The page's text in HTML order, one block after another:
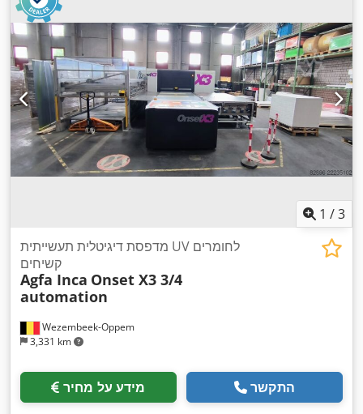
1 /3
Wezembeek-Oppem
3,331 km
מדפסת דיגיטלית תעשייתית UV לחומרים
קשיחים
Agfa Inca Onset X3 3/4
automation
מידע על מחיר התקשר